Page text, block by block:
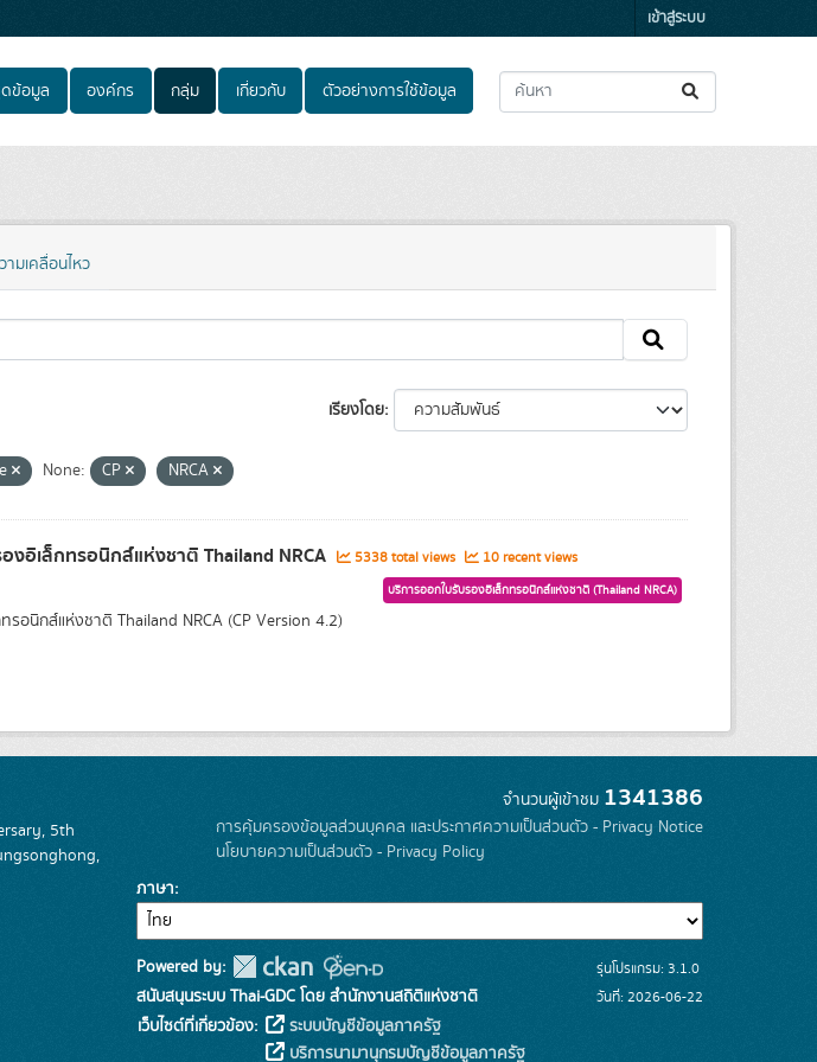
เข้าสู่ระบบ
ข้อมูล องค์กร กลุ่ม เกี่ยวกับ ตัวอย่างการใช้ข้อมูล
ามเคลื่อนไหว
เรียงโดย
None: CP NRCA
งอิเล็กทรอนิกส์แห่งชาติ Thailand NRCA 5338 total views 10 recent views
บริการออกใบรับรองอิเล็กทรอนิกส์แห่งชาติ (Thailand NRCA)
รอนิกส์แห่งชาติ Thailand NRCA (CP Version 4.2)
5th
จำนวนผู้เข้าชม 1341386
การคุ้มครองข้อมูลส่วนบุคคล และประกาศความเป็นส่วนตัว - Privacy Notice
นโยบายความเป็นส่วนตัว - Privacy Policy
ภาษา
Powered by:
สนับสนุนระบบ Thai-GDC โดย สำนักงานสถิติแห่งชาติ
เว็บไซต์ที่เกี่ยวข้อง:
ระบบบัญชีข้อมูลภาครัฐ
บริการนามานุกรมบัญชีข้อมูลภาครัฐ
รุ่นโปรแกรม: 3.1.0
วันที่: 2026-06-22